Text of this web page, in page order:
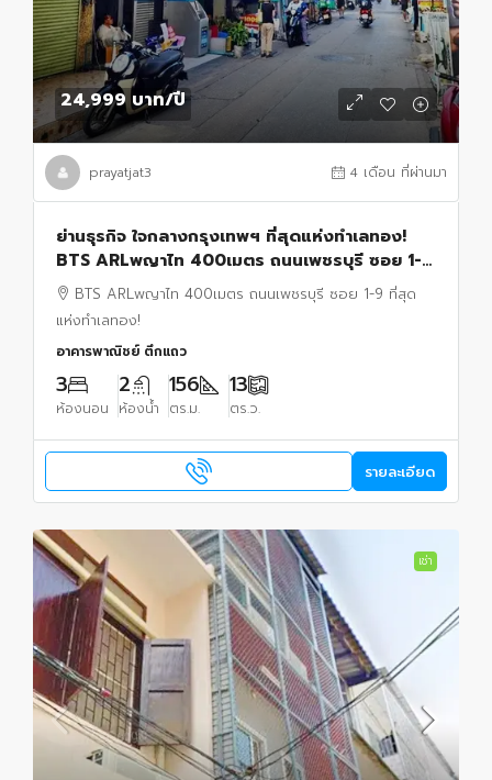
24,999 บาท/ปี
prayatjat3 4 เดือน ที่ผ่านมา
ย่านธุรกิจ ใจกลางกรุงเทพฯ ที่สุดแห่งทำเลทอง!
BTS ARLพญาไท 400เมตร ถนนเพชรบุรี ซอย 1-9
อาคารพาณิชย์ 3 ชั้น
BTS ARLพญาไท 400เมตร ถนนเพชรบุรี ซอย 1-9 ที่สุด
แห่งทำเลทอง!
อาคารพาณิชย์ ตึกแถว
3
ห้องนอน
2
ห้องน้ำ
156
ตร.ม.
13
ตร.ว.
รายละเอียด
เช่า